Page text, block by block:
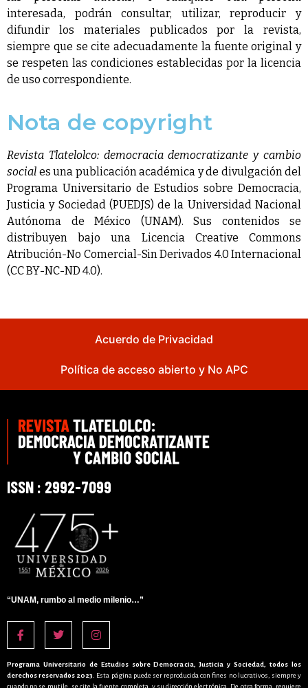
interesada, podrán consultar, utilizar, reproducir y
difundir los materiales publicados por la revista,
siempre que se cite adecuadamente la fuente original y
se respeten las condiciones establecidas por la licencia
de uso correspondiente.
Nota de copyright
Revista Tlatelolco: democracia democratizante y cambio
social es una publicación académica y de divulgación del
Programa Universitario de Estudios sobre Democracia,
Justicia y Sociedad (PUEDJS) de la Universidad Nacional
Autónoma de México (UNAM). Sus contenidos se
distribuyen bajo una Licencia Creative Commons
Atribución-No Comercial-Sin Derivados 4.0 Internacional
(CC BY-NC-ND 4.0).
Acuerdo de Privacidad
Política de acceso abierto y No APC
ISSN : 2992-7099
“UNAM, rumbo al medio milenio…”
Programa Universitario de Estudios sobre Democracia, Justicia y Sociedad, todos los
derechos reservados 2023. Esta página puede ser reproducida con fines no lucrativos, siempre y